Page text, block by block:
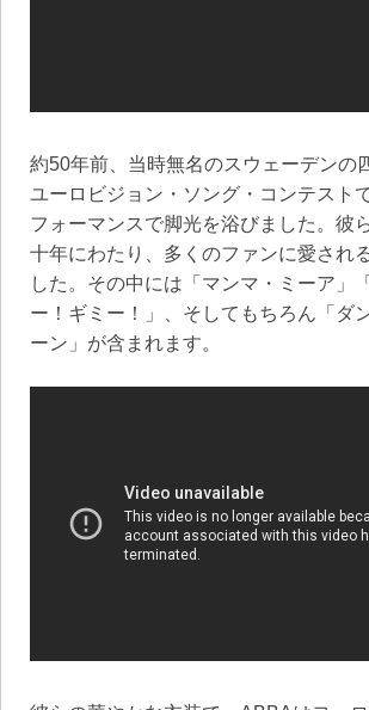
約50年前、当時無名のスウェーデンの
ユーロビジョン・ソング・コンテスト
フォーマンスで脚光を浴びました。彼
十年にわたり、多くのファンに愛され
した。その中には「マンマ・ミーア」
ー！ギミー！」、そしてもちろん「ダ
ーン」が含まれます。